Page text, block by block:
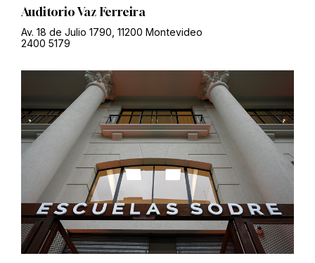
Auditorio Vaz Ferreira
Av. 18 de Julio 1790, 11200 Montevideo
2400 5179